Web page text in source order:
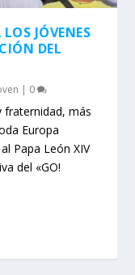
JÓVENES
DEL
| 0
fraternidad, más
Europa
Papa León XIV
del «GO!